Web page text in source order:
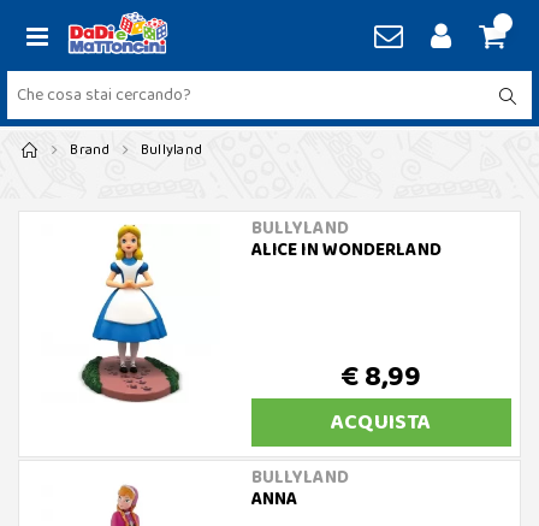
Brand Bullyland
BULLYLAND
ALICE IN WONDERLAND
€ 8,99
ACQUISTA
BULLYLAND
ANNA